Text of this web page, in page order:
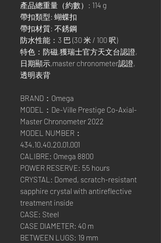
產品總重量（約數）: 114 g
帶扣類型: 蝴蝶扣
帶扣材質: 不銹鋼
防水性能：3 巴 (30 米 / 100 呎)
特色：防磁,獲瑞士官方天文台認證,
日期顯示,master chronometer認證,
透明表背
BRAND：Omega
MODEL：De-Ville Prestige Co-Axial-
Master Chronometer 2022
MODEL NUMBER：
434.10.40.20.01.001
CALIBRE: Omega 8800
POWER RESERVE: 55 hours
CRYSTAL: Domed, scratch-resistant
sapphire crystal with antireflective
treatment inside
CASE: Steel
CASE DIAMETER: 40 m
BETWEEN LUGS: 19 mm